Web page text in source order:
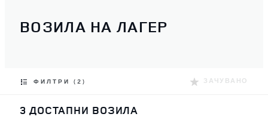
ВОЗИЛА НА ЛАГЕР
ФИЛТРИ (2) ЗАЧУВАНО
3 ДОСТАПНИ ВОЗИЛА